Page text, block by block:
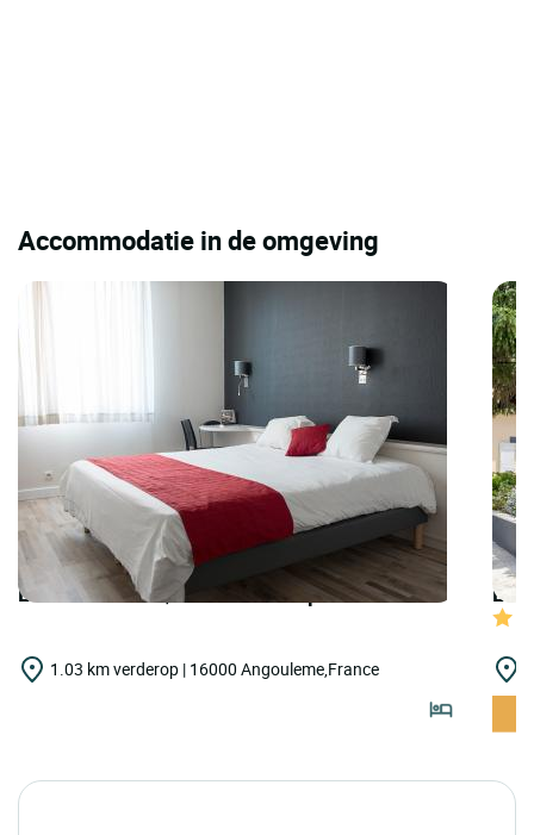
Accommodatie in de omgeving
LOGIS HOTELS | Cit'Hotel Européen
1.03 km verderop | 16000 Angouleme,France